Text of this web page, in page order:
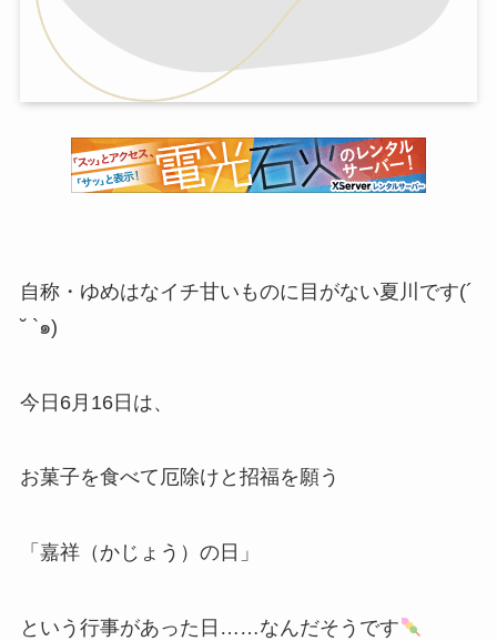
自称・ゆめはなイチ甘いものに目がない夏川です(´
˘ `๑)
今日6月16日は、
お菓子を食べて厄除けと招福を願う
「嘉祥（かじょう）の日」
という行事があった日……なんだそうです